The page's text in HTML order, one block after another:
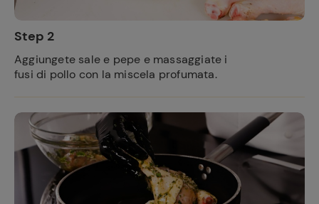
Step 2
Aggiungete sale e pepe e massaggiate i
fusi di pollo con la miscela profumata.